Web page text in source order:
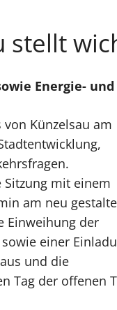
stellt
Energie-
Künzelsau am
mit einem
am neu
Einweihung der
einer
und die
Tag der offenen